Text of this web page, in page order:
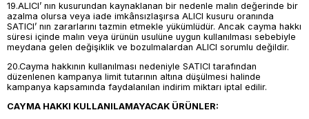
19.ALICI’ nın kusurundan kaynaklanan bir nedenle malın değerinde bir
azalma olursa veya iade imkânsızlaşırsa ALICI kusuru oranında
SATICI’ nın zararlarını tazmin etmekle yükümlüdür. Ancak cayma hakkı
süresi içinde malın veya ürünün usulüne uygun kullanılması sebebiyle
meydana gelen değişiklik ve bozulmalardan ALICI sorumlu değildir.
20.Cayma hakkının kullanılması nedeniyle SATICI tarafından
düzenlenen kampanya limit tutarının altına düşülmesi halinde
kampanya kapsamında faydalanılan indirim miktarı iptal edilir.
CAYMA HAKKI KULLANILAMAYACAK ÜRÜNLER: